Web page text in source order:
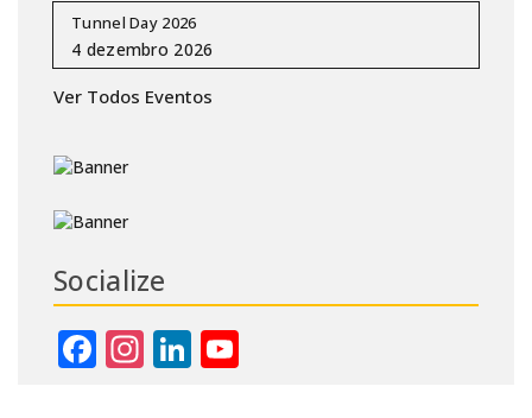
Tunnel Day 2026
Ver Todos Eventos
Socialize
Facebook
Instagram
LinkedIn